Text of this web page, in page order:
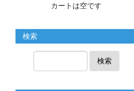
カートは空です
検索
検索